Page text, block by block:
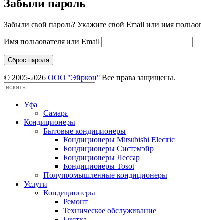
Забыли пароль
Забыли свой пароль? Укажите свой Email или имя
Имя пользователя или Email
Сброс пароля
© 2005-2026 ООО "Эйркон" Все права защищены.
Уфа
Самара
Кондиционеры
Бытовые кондиционеры
Кондиционеры Mitsubishi Electric
Кондиционеры Системэйр
Кондиционеры Лессар
Кондиционеры Tosot
Полупромышленные кондиционеры
Услуги
Кондиционеры
Ремонт
Техническое обслуживание